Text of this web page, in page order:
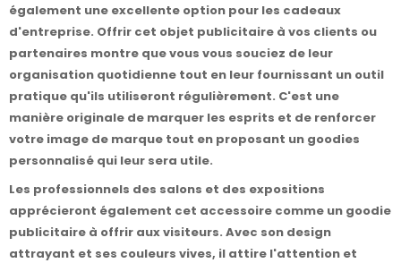
également une excellente option pour les cadeaux
d'entreprise. Offrir cet objet publicitaire à vos clients ou
partenaires montre que vous vous souciez de leur
organisation quotidienne tout en leur fournissant un outil
pratique qu'ils utiliseront régulièrement. C'est une
manière originale de marquer les esprits et de renforcer
votre image de marque tout en proposant un goodies
personnalisé qui leur sera utile.
Les professionnels des salons et des expositions
apprécieront également cet accessoire comme un goodie
publicitaire à offrir aux visiteurs. Avec son design
attrayant et ses couleurs vives, il attire l'attention et